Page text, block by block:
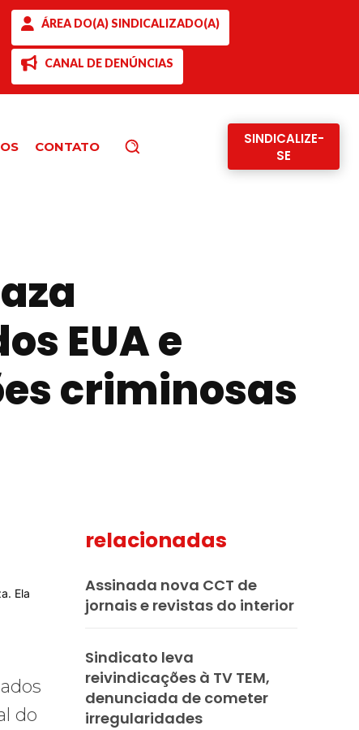
ÁREA DO(A) SINDICALIZADO(A)
CANAL DE DENÚNCIAS
CONTATO
SINDICALIZE-
SE
EUA e
criminosas
do
relacionadas
Assinada nova CCT de
jornais e revistas do interior
Sindicato leva
reivindicações à TV TEM,
denunciada de cometer
irregularidades